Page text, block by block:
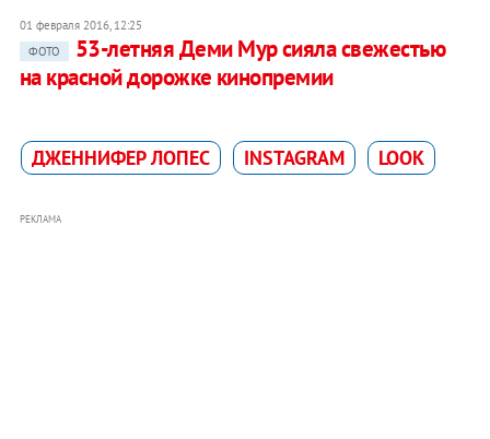
01 февраля 2016, 12:25
ФОТО
53-летняя Деми Мур сияла свежестью
на красной дорожке кинопремии
ДЖЕННИФЕР ЛОПЕС INSTAGRAM LOOK
РЕКЛАМА